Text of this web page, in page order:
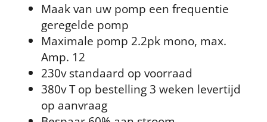
Maak van uw pomp een frequentie
geregelde pomp
Maximale pomp 2.2pk mono, max.
Amp. 12
230v standaard op voorraad
380v T op bestelling 3 weken levertijd
op aanvraag